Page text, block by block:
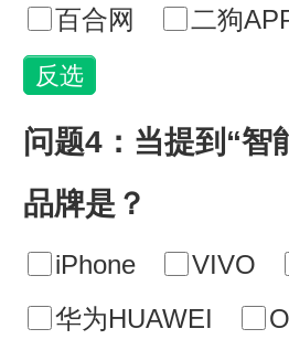
百合网
二狗
问题4：当提到“智
品牌是？
iPhone VIVO
华为HUAWEI